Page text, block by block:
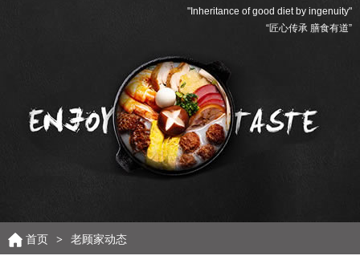
"Inheritance of good diet by ingenuity"
“匠心传承 膳食有道”
首页 > 老顾家动态